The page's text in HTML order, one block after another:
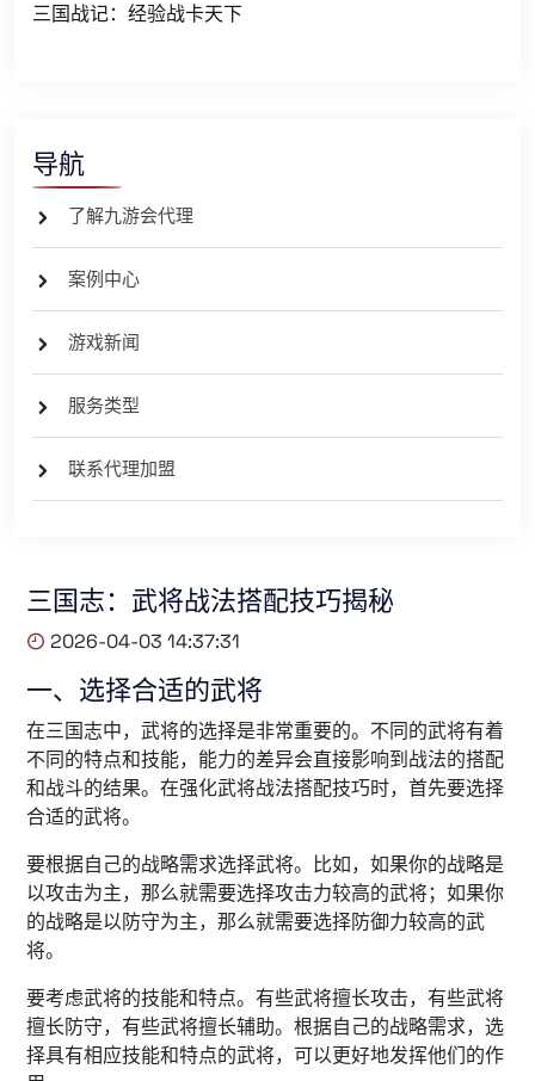
三国战记：经验战卡天下
导航
了解九游会代理
案例中心
游戏新闻
服务类型
联系代理加盟
三国志：武将战法搭配技巧揭秘
2026-04-03 14:37:31
一、选择合适的武将
在三国志中，武将的选择是非常重要的。不同的武将有着
不同的特点和技能，能力的差异会直接影响到战法的搭配
和战斗的结果。在强化武将战法搭配技巧时，首先要选择
合适的武将。
要根据自己的战略需求选择武将。比如，如果你的战略是
以攻击为主，那么就需要选择攻击力较高的武将；如果你
的战略是以防守为主，那么就需要选择防御力较高的武
将。
要考虑武将的技能和特点。有些武将擅长攻击，有些武将
擅长防守，有些武将擅长辅助。根据自己的战略需求，选
择具有相应技能和特点的武将，可以更好地发挥他们的作